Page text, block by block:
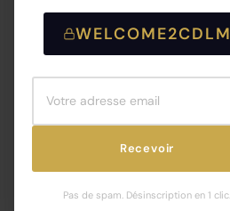
WELCOME2CDLM
Recevoir
Pas de spam. Désinscription en 1 clic.